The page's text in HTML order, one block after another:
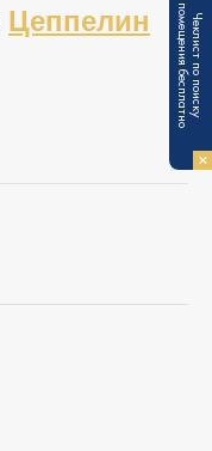
Цеппелин Ч
е
к
л
и
с
т
п
о
п
о
и
с
к
у
по
м
е
щ
е
н
и
я
б
е
с
п
л
а
т
н
о